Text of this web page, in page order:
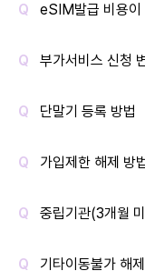
eSIM발급 비용이
부가서비스 신청
단말기 등록 방법
가입제한 해제 방
중립기관(3개월
기타이동불가 해